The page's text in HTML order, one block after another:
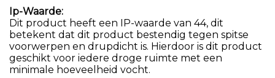
Ip-Waarde:
Dit product heeft een IP-waarde van 44, dit
betekent dat dit product bestendig tegen spitse
voorwerpen en drupdicht is. Hierdoor is dit product
geschikt voor iedere droge ruimte met een
minimale hoeveelheid vocht.